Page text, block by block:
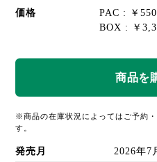
価格
PAC : ￥
BOX : ￥
※商品の在庫状況によってはご予約
す。
発売月 2026年7